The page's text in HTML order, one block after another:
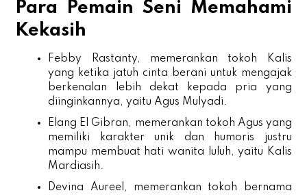
Para Pemain Seni Memahami
Kekasih
Febby Rastanty, memerankan tokoh Kalis
yang ketika jatuh cinta berani untuk mengajak
berkenalan lebih dekat kepada pria yang
diinginkannya, yaitu Agus Mulyadi.
Elang El Gibran, memerankan tokoh Agus yang
memiliki karakter unik dan humoris justru
mampu membuat hati wanita luluh, yaitu Kalis
Mardiasih.
Devina Aureel, memerankan tokoh bernama